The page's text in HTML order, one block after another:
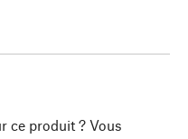
ce produit ? Vous